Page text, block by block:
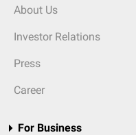
About Us
Investor Relations
Press
Career
For Business